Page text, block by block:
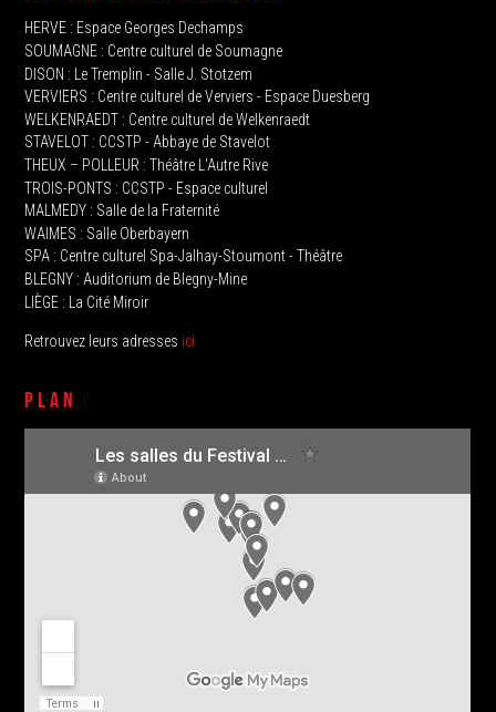
HERVE‭ : Espace Georges Dechamps
SOUMAGNE‬ : Centre culturel de Soumagne
DISON : Le Tremplin‭ - Salle J. Stotzem‭
VERVIERS : Centre culturel de Verviers - Espace Duesberg
WELKENRAEDT : Centre culturel de Welkenraedt
STAVELOT‭ : CCSTP - Abbaye de Stavelot
THEUX‭ – POLLEUR : Théâtre L'Autre Rive
TROIS-PONTS : CCSTP - Espace culturel
MALMEDY : ‬Salle de la Fraternité
WAIMES : Salle Oberbayern
SPA : Centre culturel Spa-Jalhay-Stoumont - Théâtre
BLEGNY : Auditorium de Blegny-Mine
LIÈGE : La Cité Miroir
Retrouvez leurs adresses ici
PLAN